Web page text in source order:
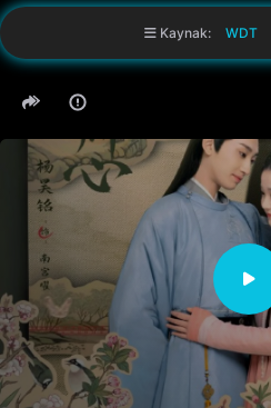
Kaynak: WDT